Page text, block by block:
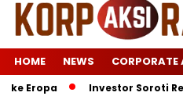
HOME NEWS
Investor Soroti